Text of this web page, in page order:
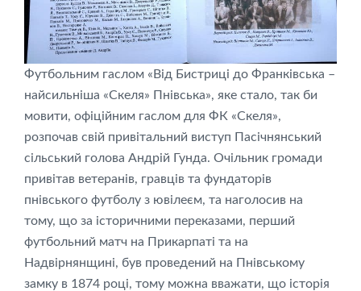
Футбольним гаслом «Від Бистриці до Франківська –
найсильніша «Скеля» Пнівська», яке стало, так би
мовити, офіційним гаслом для ФК «Скеля»,
розпочав свій привітальний виступ Пасічнянський
сільський голова Андрій Гунда. Очільник громади
привітав ветеранів, гравців та фундаторів
пнівського футболу з ювілеєм, та наголосив на
тому, що за історичними переказами, перший
футбольний матч на Прикарпаті та на
Надвірнянщині, був проведений на Пнівському
замку в 1874 році, тому можна вважати, що історія